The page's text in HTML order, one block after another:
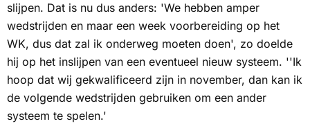
slijpen. Dat is nu dus anders: 'We hebben amper
wedstrijden en maar een week voorbereiding op het
WK, dus dat zal ik onderweg moeten doen', zo doelde
hij op het inslijpen van een eventueel nieuw systeem. ''Ik
hoop dat wij gekwalificeerd zijn in november, dan kan ik
de volgende wedstrijden gebruiken om een ander
systeem te spelen.'